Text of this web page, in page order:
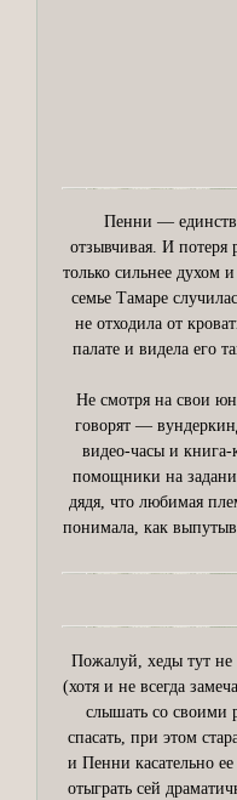
Пенни —
отзывчивая. И потеря
только сильнее духом
семье Тамаре
не отходила от
палате и видела его
Не смотря на свои
говорят —
видео-часы и
помощники на
дядя, что любимая
понимала, как
Пожалуй, хеды тут не
(хотя и не всегда
слышать со своими
спасать, при этом
и Пенни касательно
отыграть сей